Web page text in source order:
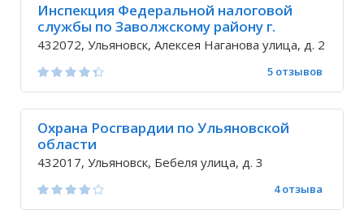
Инспекция Федеральной налоговой
службы по Заволжскому району г.
Ульяновска
432072, Ульяновск, Алексея Наганова улица, д. 2
5 отзывов
Охрана Росгвардии по Ульяновской
области
432017, Ульяновск, Бебеля улица, д. 3
4 отзыва